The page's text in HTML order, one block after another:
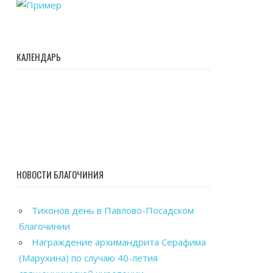
КАЛЕНДАРЬ
НОВОСТИ БЛАГОЧИНИЯ
Тихонов день в Павлово-Посадском
благочинии
Награждение архимандрита Серафима
(Марухина) по случаю 40-летия